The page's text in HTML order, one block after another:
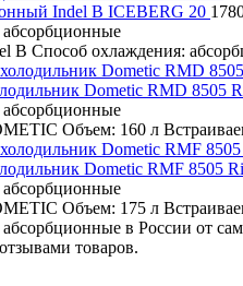
Indel B ICEBERG 20
B Способ охлаждения:
Dometic RMD 8505
Объем: 160 л
Dometic RMF 8505
Объем: 175 л
в России от
товаров.